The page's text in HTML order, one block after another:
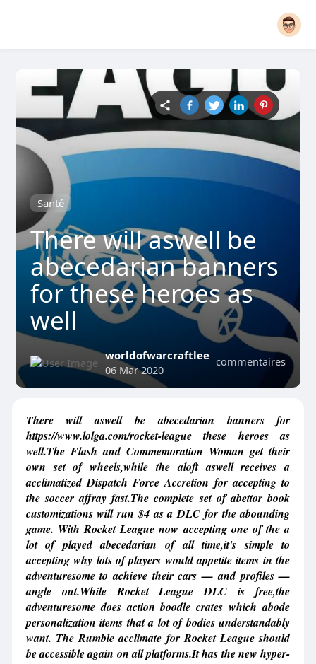
Santé
There will aswell be
abecedarian banners
for these heroes as
well
commentaires
worldofwarcraftlee
06 Mar 2020
There will aswell be abecedarian banners for
https://www.lolga.com/rocket-league these heroes as
well.The Flash and Commemoration Woman get their
own set of wheels,while the aloft aswell receives a
acclimatized Dispatch Force Accretion for accepting to
the soccer affray fast.The complete set of abettor book
customizations will run $4 as a DLC for the abounding
game. With Rocket League now accepting one of the a
lot of played abecedarian of all time,it's simple to
accepting why lots of players would appetite items in the
adventuresome to achieve their cars — and profiles —
angle out.While Rocket League DLC is free,the
adventuresome does action boodle crates which abode
personalization items that a lot of bodies understandably
want. The Rumble acclimate for Rocket League should
be accessible again on all platforms.It has the new hyper-